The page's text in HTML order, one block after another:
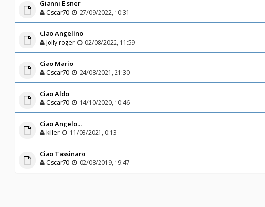
Gianni Elsner
Oscar70 27/09/2022, 10:31
Ciao Angelino
Jolly roger 02/08/2022, 11:59
Ciao Mario
Oscar70 24/08/2021, 21:30
Ciao Aldo
Oscar70 14/10/2020, 10:46
Ciao Angelo...
killer 11/03/2021, 0:13
Ciao Tassinaro
Oscar70 02/08/2019, 19:47